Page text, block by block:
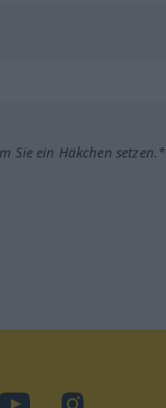
Sie ein Häkchen setzen.*
YouTubeInstagram